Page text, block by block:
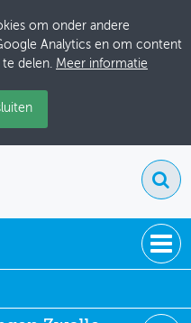
om onder andere
Analytics en om content
delen. Meer informatie
Zwolle